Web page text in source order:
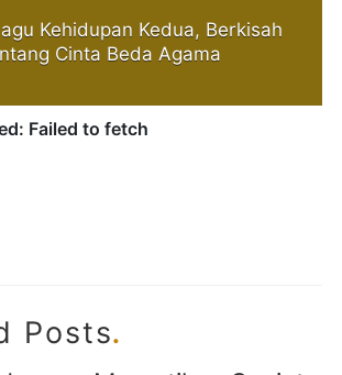
Kehidupan Kedua, Berkisah
Cinta Beda Agama
Posts.